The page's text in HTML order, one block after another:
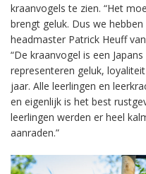
kraanvogels te zien. “Het
brengt geluk. Dus we
headmaster Patrick Heuff
“De kraanvogel is een
representeren geluk,
jaar. Alle leerlingen en
en eigenlijk is het best
leerlingen werden er heel
aanraden.”